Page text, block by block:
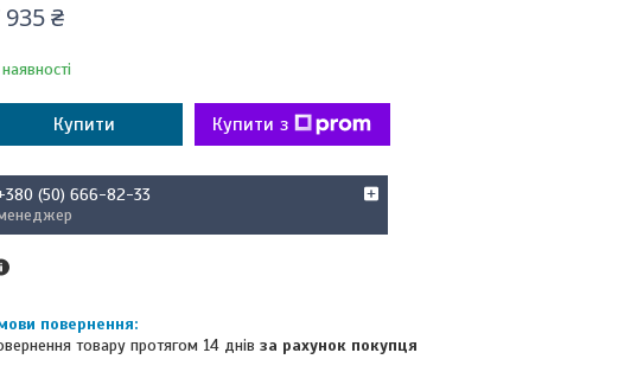
935 ₴
Купити Купити з
(50) 666-82-33
товару протягом 14 днів за рахунок покупця